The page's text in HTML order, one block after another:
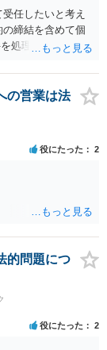
任したいと考え
締結を含めて個
処理し、時間を
ます。
の営業は法
役にたった 2
的問題につ
役にたった 2